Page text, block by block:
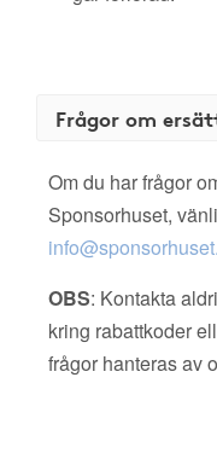
Frågor om
Om du har frågor
Sponsorhuset,
OBS: Kontakta
kring rabattkoder
frågor hanteras av